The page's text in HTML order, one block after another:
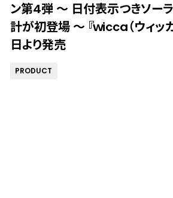
ン第4弾 ～ 日付表示つきソー
計が初登場 ～ 『ｗicca（ウィッ
日より発売
PRODUCT